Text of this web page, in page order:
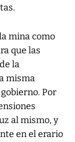
mina como
que las
la
misma
Por
al mismo, y
en el erario